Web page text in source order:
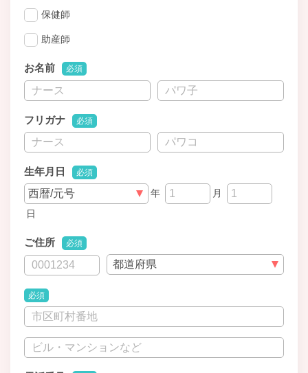
保健師
助産師
お名前 必須
フリガナ 必須
生年月日 必須
年
月
日
ご住所 必須
必須